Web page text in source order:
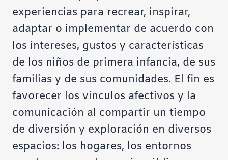
experiencias para recrear, inspirar,
adaptar o implementar de acuerdo con
los intereses, gustos y características
de los niños de primera infancia, de sus
familias y de sus comunidades. El fin es
favorecer los vínculos afectivos y la
comunicación al compartir un tiempo
de diversión y exploración en diversos
espacios: los hogares, los entornos